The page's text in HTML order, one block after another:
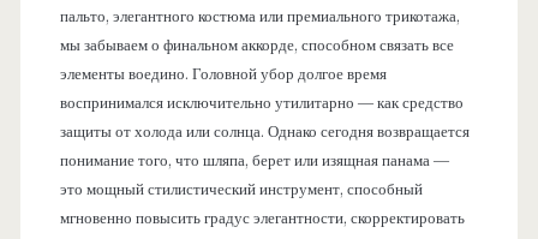
пальто, элегантного костюма или премиального трикотажа,
мы забываем о финальном аккорде, способном связать все
элементы воедино. Головной убор долгое время
воспринимался исключительно утилитарно — как средство
защиты от холода или солнца. Однако сегодня возвращается
понимание того, что шляпа, берет или изящная панама —
это мощный стилистический инструмент, способный
мгновенно повысить градус элегантности, скорректировать